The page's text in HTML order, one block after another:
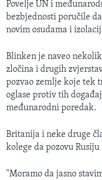
Povelje UN i
bezbjednosti poručile
novim osudama i
Blinken je naveo
zločina i drugih
pozvao zemlje koje tek
oglase protiv tih
međunarodni poredak.
Britanija i neke druge
kolege da pozovu
"Moramo da jasno